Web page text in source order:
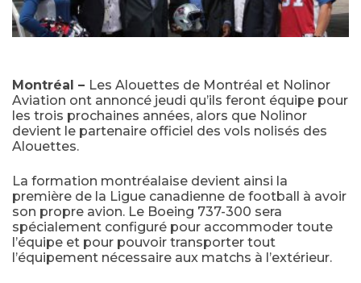
Montréal – Les Alouettes de Montréal et Nolinor
Aviation ont annoncé jeudi qu’ils feront équipe pour
les trois prochaines années, alors que Nolinor
devient le partenaire officiel des vols nolisés des
Alouettes.
La formation montréalaise devient ainsi la
première de la Ligue canadienne de football à avoir
son propre avion. Le Boeing 737-300 sera
spécialement configuré pour accommoder toute
l’équipe et pour pouvoir transporter tout
l’équipement nécessaire aux matchs à l’extérieur.